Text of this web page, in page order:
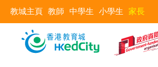
教城主頁 教師 中學生 小學生 家長